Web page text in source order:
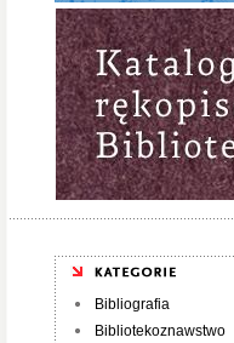
Bibliografia
Bibliotekoznawstwo